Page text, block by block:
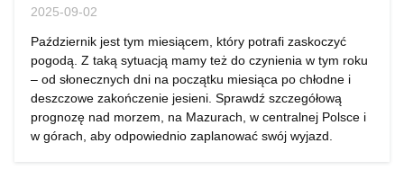
2025-09-02
Październik jest tym miesiącem, który potrafi zaskoczyć
pogodą. Z taką sytuacją mamy też do czynienia w tym roku
– od słonecznych dni na początku miesiąca po chłodne i
deszczowe zakończenie jesieni. Sprawdź szczegółową
prognozę nad morzem, na Mazurach, w centralnej Polsce i
w górach, aby odpowiednio zaplanować swój wyjazd.